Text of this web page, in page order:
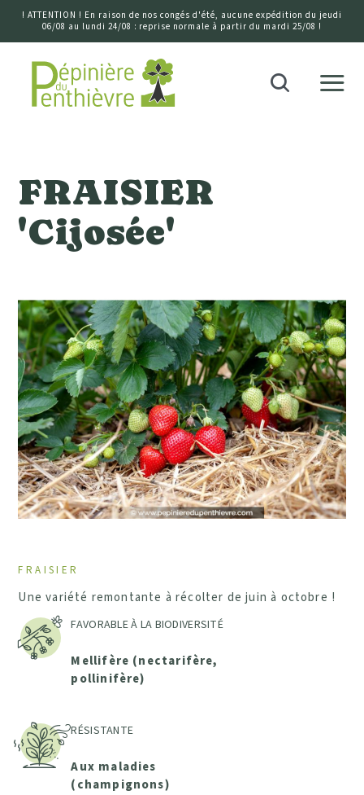
! ATTENTION ! En raison de nos congés d'été, aucune expédition du jeudi
06/08 au lundi 24/08 : reprise normale à partir du mardi 25/08 !
Accueil
FRAISIER
'Cijosée'
FRAISIER
Une variété remontante à récolter de juin à octobre !
FAVORABLE À LA BIODIVERSITÉ
Mellifère (nectarifère,
pollinifère)
RÉSISTANTE
Aux maladies
(champignons)